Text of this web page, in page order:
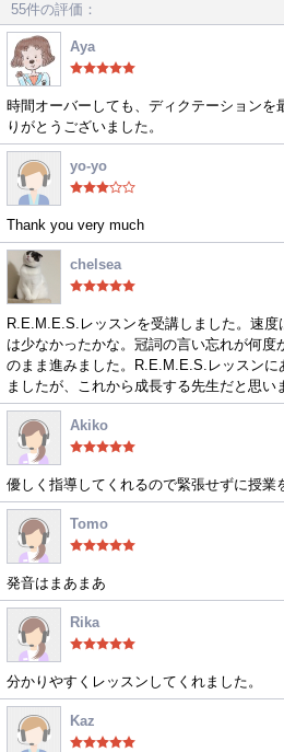
55件の評価：
Aya
時間オーバーしても、ディクテーションを
りがとうございました。
yo-yo
Thank you very much
chelsea
R.E.M.E.S.レッスンを受講しました。速
は少なかったかな。冠詞の言い忘れが何度
のまま進みました。R.E.M.E.S.レッスンに
ましたが、これから成長する先生だと思い
Akiko
優しく指導してくれるので緊張せずに授業
Tomo
発音はまあまあ
Rika
分かりやすくレッスンしてくれました。
Kaz